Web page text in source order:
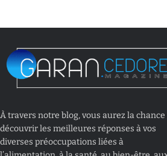
À travers notre blog, vous aurez la chance
découvrir les meilleures réponses à vos
diverses préoccupations liées à